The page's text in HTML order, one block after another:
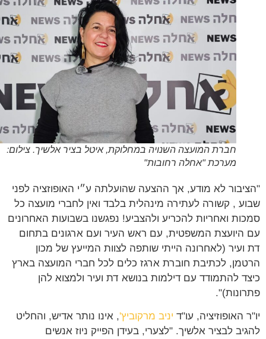
חברת המועצה השנויה במחלוקת, איטל בציר אלשיך. צילום:
מערכת "אחלה רחובות"
לא מודע, אך ההצעה שהועלתה ע״י האופוזציה לפני
, קשורה לעתירה מינהלית בלבד ואין לחברי מועצה כל
ואחריות להכריע ולהצביע! נפגשנו בשבועות האחרונים
המשפטית, עם ראש העיר ועם ארגונים בתחום
(לאחרונה הייתי שותפה לצוות המייעץ של מכון
לכתיבת חוברת ארגז כלים לכל חברי המועצה בארץ
להתמודד עם דילמות בנושא דת ועיר ולמצוא להן
האופוזיציה, עו"דיניב מרקוביץ', אינו נותר אדיש, והחליט
לבציר אלשיך. "לצערי, בעידן הפייק ניוז אנשים